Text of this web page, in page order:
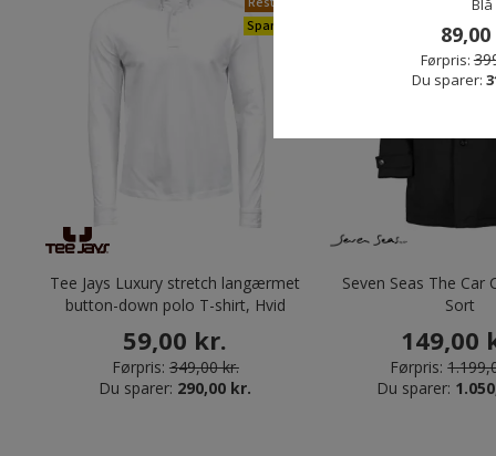
Spar 83%
Tee Jays Luxury stretch langærmet
button-down polo T-shirt, Hvid
59,00 kr.
Førpris: 349,00 kr.
Du sparer: 290,00 kr.
Seven Seas The Car
Sort
149,00
Førpris:
Du sparer:
Blå
Førpris:
Du sparer: